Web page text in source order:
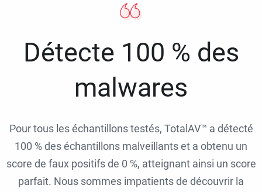
Détecte 100 % des
malwares
Pour tous les échantillons testés, TotalAV™ a détecté
100 % des échantillons malveillants et a obtenu un
score de faux positifs de 0 %, atteignant ainsi un score
parfait. Nous sommes impatients de découvrir la